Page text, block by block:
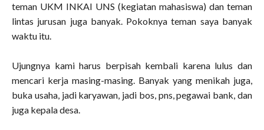
teman UKM INKAI UNS (kegiatan mahasiswa) dan teman
lintas jurusan juga banyak. Pokoknya teman saya banyak
waktu itu.
Ujungnya kami harus berpisah kembali karena lulus dan
mencari kerja masing-masing. Banyak yang menikah juga,
buka usaha, jadi karyawan, jadi bos, pns, pegawai bank, dan
juga kepala desa.